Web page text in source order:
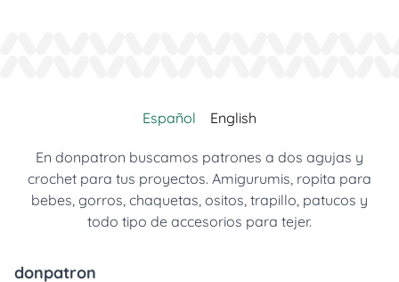
Español English
En donpatron buscamos patrones a dos agujas y
crochet para tus proyectos. Amigurumis, ropita para
bebes, gorros, chaquetas, ositos, trapillo, patucos y
todo tipo de accesorios para tejer.
donpatron